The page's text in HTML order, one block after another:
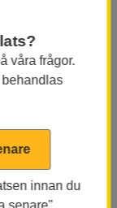
i skogen,
tillverkade
kan
och
av fossil
Beräkningen
den årliga
våra frågor.
behandlas
innan du